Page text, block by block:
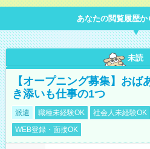
あなたの閲覧履歴か
未読
【オープニング募集】おば
き添いも仕事の1つ
派遣 職種未経験OK 社会人未経験OK
WEB登録・面接OK